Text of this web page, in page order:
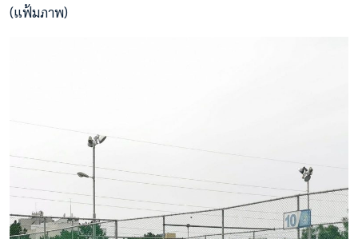
(แฟ้มภาพ)